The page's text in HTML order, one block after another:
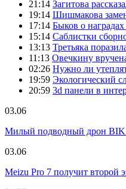
21:14 Загитова
19:14 Шишмакова
17:14 Быков о
15:14 Саблистки
13:13 Третьяка
11:13 Овечкину
02:26 Нужно ли
19:59 Экологический
20:59 3d панели в
03.06
Милый подводный дрон BIKI
03.06
Meizu Pro 7 получит второй